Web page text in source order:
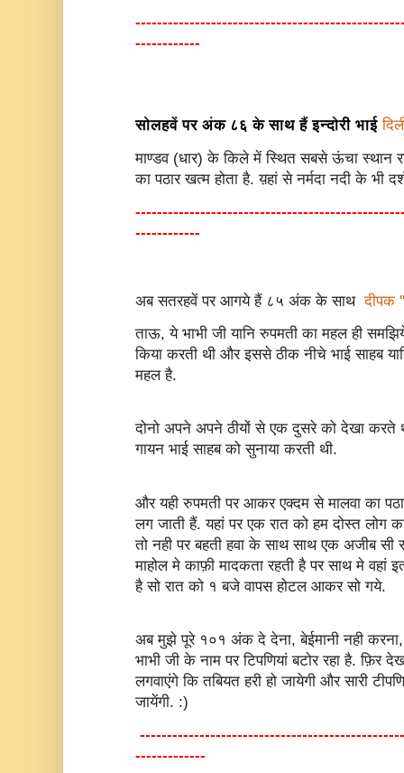
------------
सोलहवें पर अंक ८६ के साथ हैं इन्दोरी भाई
माण्डव (धार) के किले में स्थित सबसे ऊंचा स्थान
का पठार खत्म होता है. य़हां से नर्मदा नदी के भी
------------
अब सतरहवें पर आगये हैं ८५ अंक के साथदीपक
ताऊ, ये भाभी जी यानि रुपमती का महल ही
किया करती थी और इससे ठीक नीचे भाई साहब
महल है.
दोनो अपने अपने ठीयों से एक दुसरे को देखा करते
गायन भाई साहब को सुनाया करती थी.
और यही रुपमती पर आकर एक्दम से मालवा का
लग जाती हैं. यहां पर एक रात को हम दोस्त
तो नही पर बहती हवा के साथ साथ एक अजीब
माहोल मे काफ़ी मादकता रहती है पर साथ मे वहां
है सो रात को १ बजे वापस होटल आकर सो गये.
अब मुझे पूरे १०१ अंक दे देना, बेईमानी नही करना,
भाभी जी के नाम पर टिपणियां बटोर रहा है. फ़िर
लगवाएंगे कि तबियत हरी हो जायेगी और सारी
जायेंगी. :)
-------------